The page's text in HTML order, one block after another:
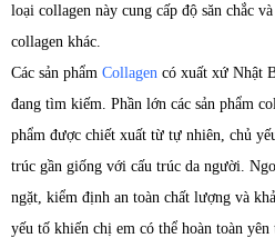
loại collagen này cung cấp độ săn chắc
collagen khác.
Các sản phẩm Collagen có xuất xứ Nhật
đang tìm kiếm. Phần lớn các sản phẩm
phẩm được chiết xuất từ tự nhiên, chủ
trúc gần giống với cấu trúc da người.
ngặt, kiểm định an toàn chất lượng và
yếu tố khiến chị em có thể hoàn toàn yên